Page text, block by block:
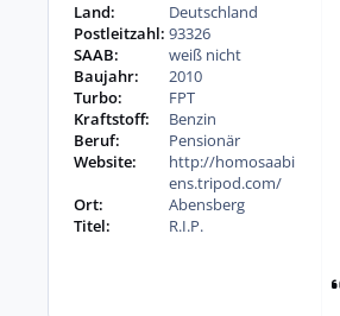
Land:
Deutschland
Postleitzahl: 93326
SAAB:
weiß nicht
Baujahr:
2010
Turbo:
FPT
Kraftstoff:
Benzin
Beruf:
Pensionär
Website:
http://homosaabi
ens.tripod.com/
Ort:
Abensberg
Titel:
R.I.P.